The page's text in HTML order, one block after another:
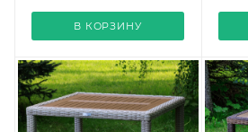
В КОРЗИНУ